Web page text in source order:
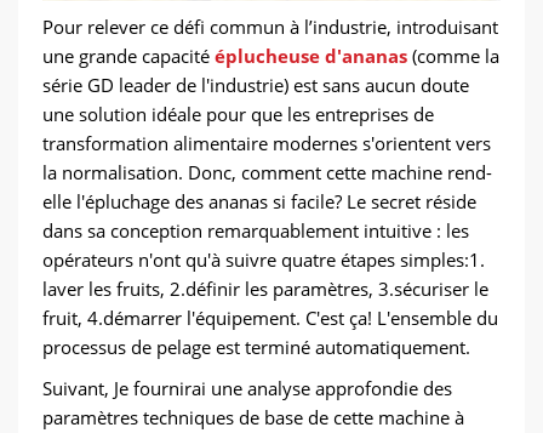
Pour relever ce défi commun à l’industrie, introduisant
une grande capacité éplucheuse d'ananas (comme la
série GD leader de l'industrie) est sans aucun doute
une solution idéale pour que les entreprises de
transformation alimentaire modernes s'orientent vers
la normalisation. Donc, comment cette machine rend-
elle l'épluchage des ananas si facile? Le secret réside
dans sa conception remarquablement intuitive : les
opérateurs n'ont qu'à suivre quatre étapes simples:1.
laver les fruits, 2.définir les paramètres, 3.sécuriser le
fruit, 4.démarrer l'équipement. C'est ça! L'ensemble du
processus de pelage est terminé automatiquement.
Suivant, Je fournirai une analyse approfondie des
paramètres techniques de base de cette machine à